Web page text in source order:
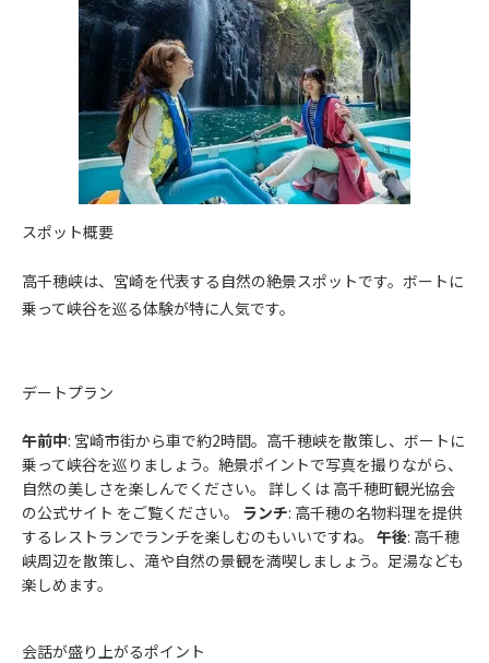
スポット概要
高千穂峡は、宮崎を代表する自然の絶景スポットです。ボートに
乗って峡谷を巡る体験が特に人気です。
デートプラン
午前中: 宮崎市街から車で約2時間。高千穂峡を散策し、ボートに
乗って峡谷を巡りましょう。絶景ポイントで写真を撮りながら、
自然の美しさを楽しんでください。 詳しくは 高千穂町観光協会
の公式サイト をご覧ください。 ランチ: 高千穂の名物料理を提供
するレストランでランチを楽しむのもいいですね。 午後: 高千穂
峡周辺を散策し、滝や自然の景観を満喫しましょう。足湯なども
楽しめます。
会話が盛り上がるポイント